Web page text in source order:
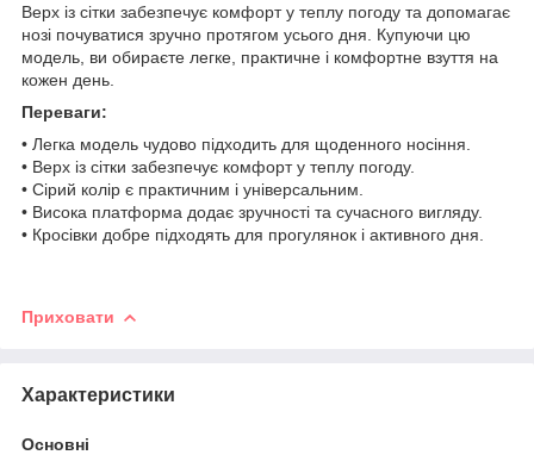
Верх із сітки забезпечує комфорт у теплу погоду та допомагає
нозі почуватися зручно протягом усього дня. Купуючи цю
модель, ви обираєте легке, практичне і комфортне взуття на
кожен день.
Переваги:
• Легка модель чудово підходить для щоденного носіння.
• Верх із сітки забезпечує комфорт у теплу погоду.
• Сірий колір є практичним і універсальним.
• Висока платформа додає зручності та сучасного вигляду.
• Кросівки добре підходять для прогулянок і активного дня.
Приховати
Характеристики
Основні